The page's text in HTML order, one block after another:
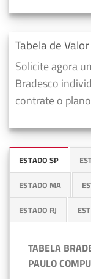
Tabela de
Solicite agora
Bradesco
contrate o
ESTADO SP
ESTADO MA
ESTADO RJ
TABELA
PAULO